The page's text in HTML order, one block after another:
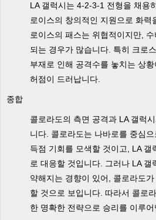
LA 갤럭시는 4-2-3-1 전형을 채용
로이스의 창의적인 지원으로 화
로이스의 패스는 위협적이지만,
되는 경우가 많습니다. 특히 크로
부재로 인해 공격수를 놓치는 상
허점이 드러납니다.
종합
콜로라도의 측면 공격과 LA 갤럭
니다. 콜로라도는 나바로를 중심
득점 기회를 모색할 것이고, LA 갤
로 대응할 것입니다. 그러나 LA 갤
약해지는 경향이 있어, 콜로라도
할 것으로 보입니다. 따라서 콜로
한 명확한 전략으로 승리를 이루